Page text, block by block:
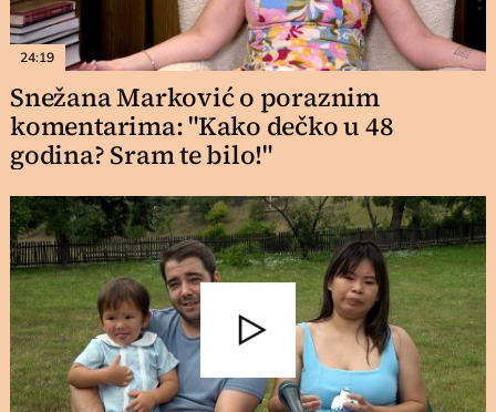
24:19
Snežana Marković o poraznim
komentarima: "Kako dečko u 48
godina? Sram te bilo!"